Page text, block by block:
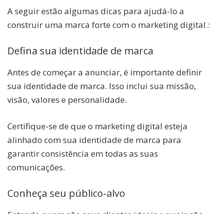
A seguir estão algumas dicas para ajudá-lo a
construir uma marca forte com o marketing digital.:
Defina sua identidade de marca
Antes de começar a anunciar, é importante definir
sua identidade de marca. Isso inclui sua missão,
visão, valores e personalidade.
Certifique-se de que o marketing digital esteja
alinhado com sua identidade de marca para
garantir consistência em todas as suas
comunicações.
Conheça seu público-alvo